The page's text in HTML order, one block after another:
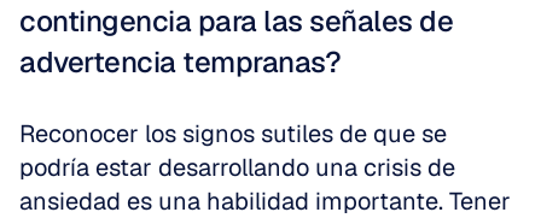
contingencia para las señales de
advertencia tempranas?
Reconocer los signos sutiles de que se
podría estar desarrollando una crisis de
ansiedad es una habilidad importante. Tener